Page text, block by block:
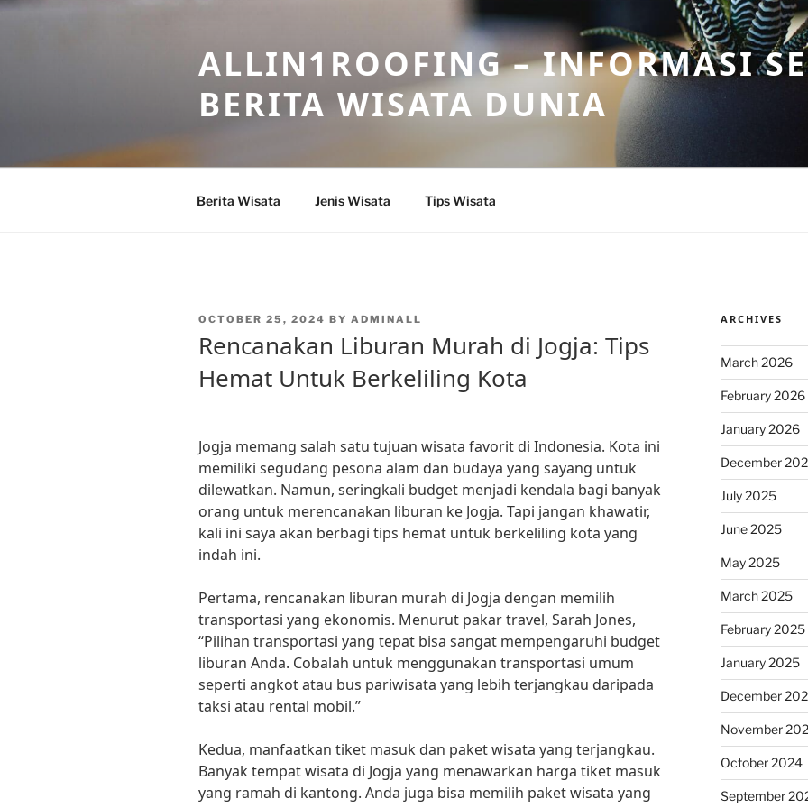
Skip
ALLIN1ROOFING – INFORMASI
BERITA WISATA DUNIA
Berita Wisata Jenis Wisata Tips Wisata
POSTED
OCTOBER 25, 2024 BY ADMINALL
Rencanakan Liburan Murah di Jogja: Tips
Hemat Untuk Berkeliling Kota
Jogja memang salah satu tujuan wisata favorit di Indonesia. Kota ini
memiliki segudang pesona alam dan budaya yang sayang untuk
dilewatkan. Namun, seringkali budget menjadi kendala bagi banyak
orang untuk merencanakan liburan ke Jogja. Tapi jangan khawatir,
kali ini saya akan berbagi tips hemat untuk berkeliling kota yang
indah ini.
Pertama, rencanakan liburan murah di Jogja dengan memilih
transportasi yang ekonomis. Menurut pakar travel, Sarah Jones,
“Pilihan transportasi yang tepat bisa sangat mempengaruhi budget
liburan Anda. Cobalah untuk menggunakan transportasi umum
seperti angkot atau bus pariwisata yang lebih terjangkau daripada
taksi atau rental mobil.”
Kedua, manfaatkan tiket masuk dan paket wisata yang terjangkau.
Banyak tempat wisata di Jogja yang menawarkan harga tiket masuk
yang ramah di kantong. Anda juga bisa memilih paket wisata yang
ARCHIVES
March 2026
February 2026
January 2026
December
July 2025
June 2025
May 2025
March 2025
February 2025
January 2025
December
November
October 2024
September